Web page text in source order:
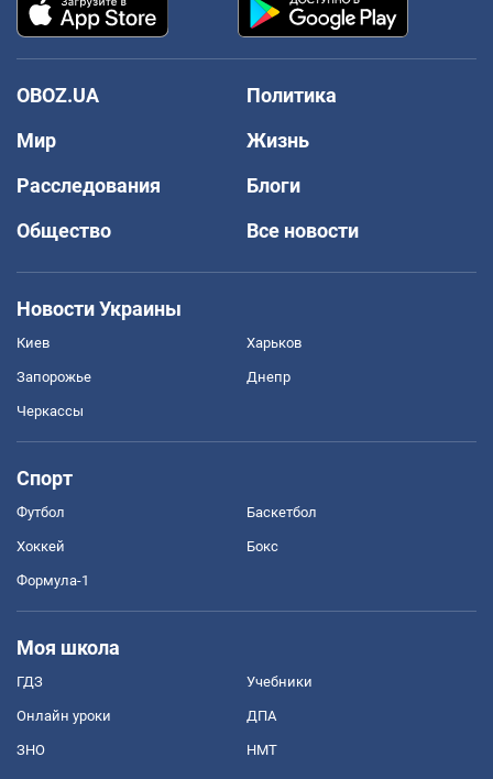
OBOZ.UA
Политика
Мир
Жизнь
Расследования
Блоги
Общество
Все новости
Новости Украины
Киев Харьков
Запорожье Днепр
Черкассы
Спорт
Футбол Баскетбол
Хоккей Бокс
Формула-1
Моя школа
ГДЗ Учебники
Онлайн уроки ДПА
ЗНО НМТ